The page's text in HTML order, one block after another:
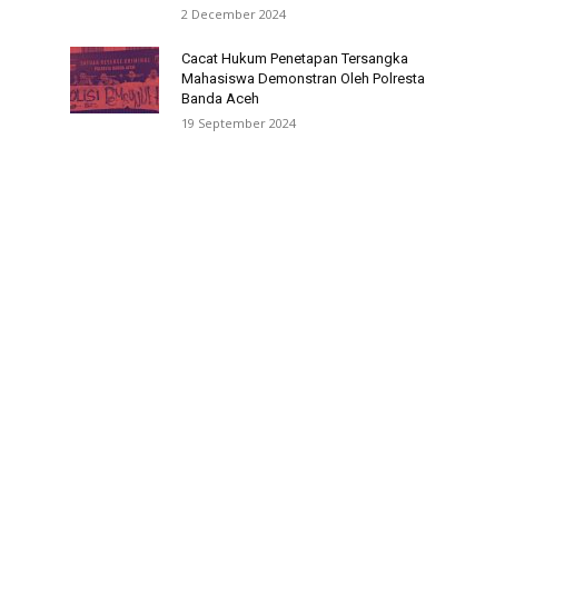
2 December 2024
Cacat Hukum Penetapan Tersangka
Mahasiswa Demonstran Oleh Polresta
Banda Aceh
19 September 2024